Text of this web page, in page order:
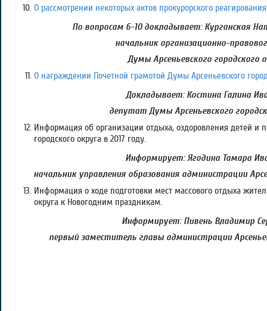
О рассмотрении некоторых актов прокурорского
По вопросам 6-10 докладывает: Курганская
начальник организационно-
Думы Арсеньевского городского
О награждении Почетной грамотой Думы Арсеньевского
Докладывает: Костина Галина
депутат Думы Арсеньевского
Информация об организации отдыха, оздоровления детей и
городского округа в 2017 году.
Информирует: Ягодина Тамара
начальник управления образования администрации
Информация о ходе подготовки мест массового отдыха
округа к Новогодним праздникам.
Информирует: Пивень Владимир
первый заместитель главы администрации